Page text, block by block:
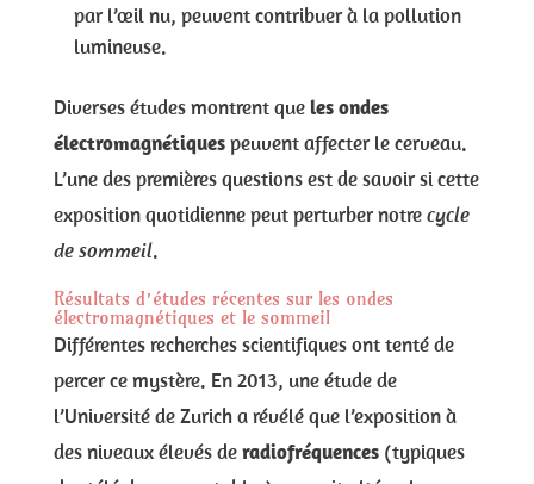
par l’œil nu, peuvent contribuer à la pollution
lumineuse.
Diverses études montrent que les ondes
électromagnétiquespeuvent affecter le cerveau.
L’une des premières questions est de savoir si cette
exposition quotidienne peut perturber notrecycle
de sommeil.
Résultats d’études récentes sur les ondes
électromagnétiques et le sommeil
Différentes recherches scientifiques ont tenté de
percer ce mystère. En 2013, une étude de
l’Université de Zurich a révélé que l’exposition à
des niveaux élevés deradiofréquences(typiques